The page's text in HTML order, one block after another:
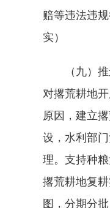
赔等违法违
实）
（九）推进
对撂荒耕地
原因，建立
设，水利部
理。支持种
撂荒耕地复
图，分期分